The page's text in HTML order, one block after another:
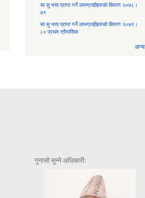
सा‍ सु भत्ता प्राप्त गर्ने लाभग्राहीहरुकाे विवरण २०७८।
७९
सा‍ सु भत्ता प्राप्त गर्ने लाभग्राहीहरुकाे विवरण २०७९।
८० प्रथम त्रैमासिक
अन्य
गुनासो सुन्ने अधिकारीः